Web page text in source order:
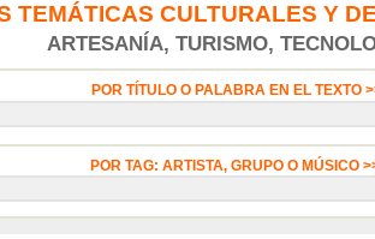
TEMÁTICAS CULTURALES Y
ARTESANÍA, TURISMO,
POR TÍTULO O PALABRA EN EL TEXTO
POR TAG: ARTISTA, GRUPO O MÚSICO